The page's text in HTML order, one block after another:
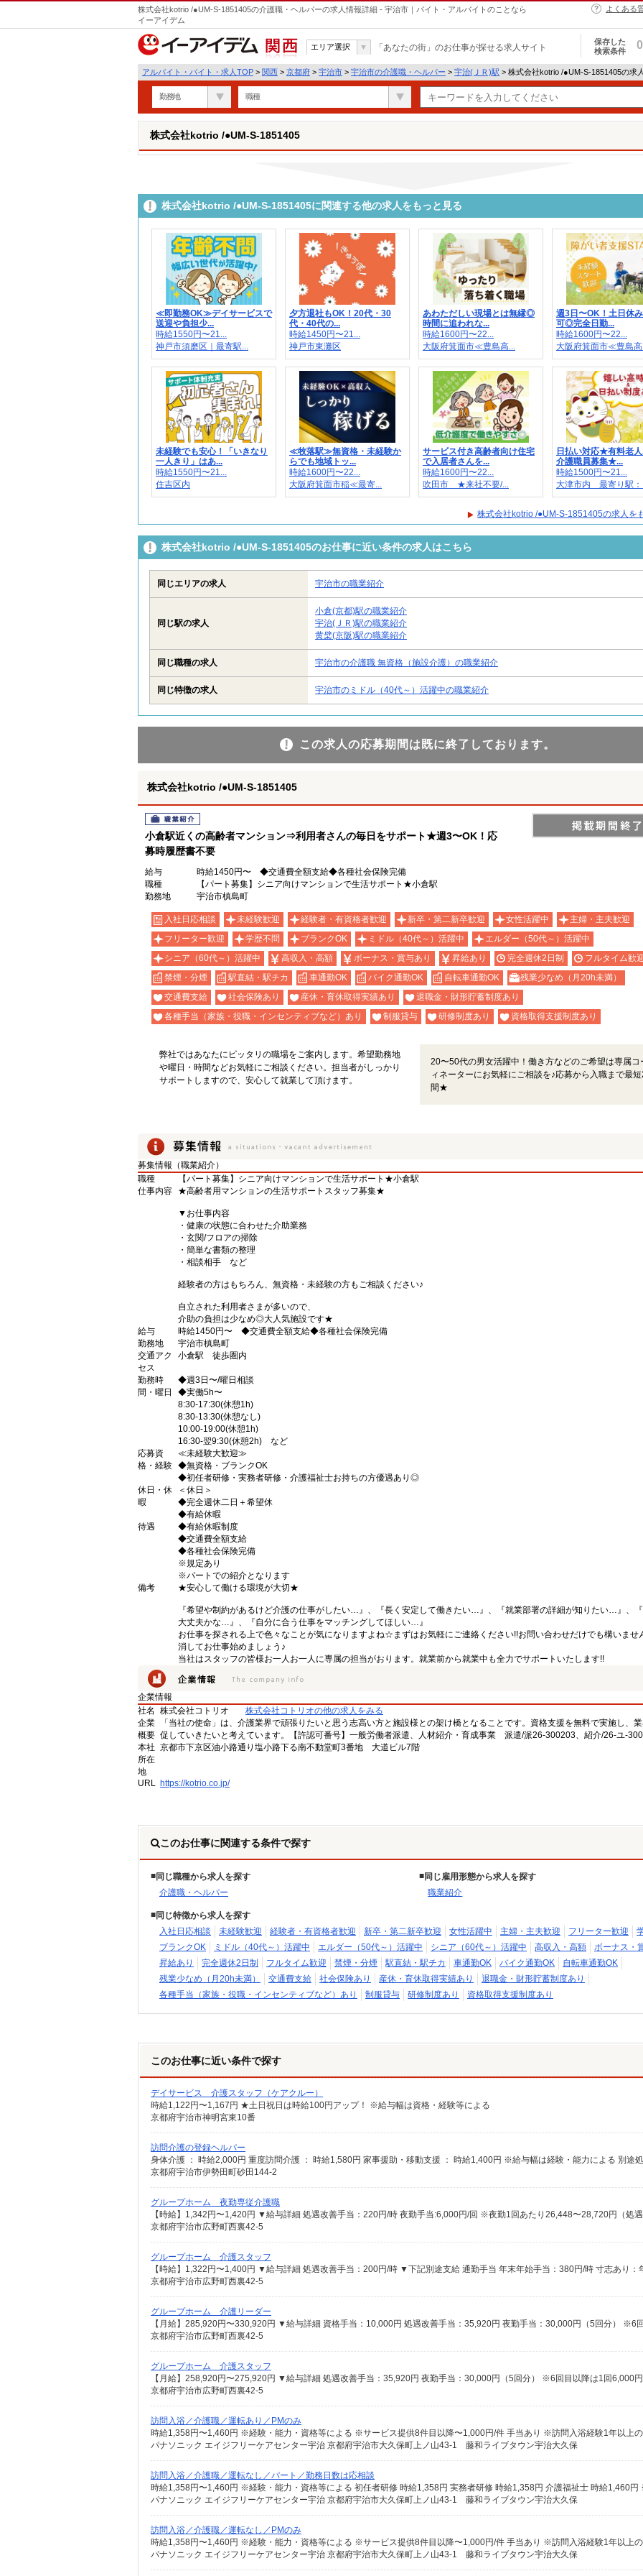
株式会社kotrio /●UM-S-1851405の介護職・ヘルパーの求人情報詳細 - 宇治市｜バイト・アルバイトのことなら
イーアイデム
よくある
関西
エリア選択 「あなたの街」のお仕事が探せる求人サイト
保存した
検索条件
0
アルバイト・バイト・求人TOP > 関西 > 京都府 > 宇治市 > 宇治市の介護職・ヘルパー > 宇治(ＪＲ)駅 > 株式会社kotrio /●UM-S-1851405の求
勤務地 職種
株式会社kotrio /●UM-S-1851405
株式会社kotrio /●UM-S-1851405に関連する他の求人をもっと見る
≪即勤務OK≫デイサービスで
送迎や負担少...
時給1550円〜21...
神戸市須磨区｜最寄駅...
夕方退社もOK！20代・30
代・40代の...
時給1450円〜21...
神戸市東灘区
あわただしい現場とは無縁◎
時間に追われな...
時給1600円〜22...
大阪府箕面市≪豊島高...
週3日〜OK！土日休
可◎完全日勤...
時給1600円〜22...
大阪府箕面市≪豊島高
未経験でも安心！「いきなり
一人きり」はあ...
時給1550円〜21...
住吉区内
≪牧落駅≫無資格・未経験か
らでも地域トッ...
時給1600円〜22...
大阪府箕面市稲≪最寄...
サービス付き高齢者向け住宅
で入居者さんを...
時給1600円〜22...
吹田市 ★来社不要/...
日払い対応★有料老
介護職員募集★...
時給1500円〜21...
大津市内 最寄り駅：
株式会社kotrio /●UM-S-1851405の求人を
株式会社kotrio /●UM-S-1851405のお仕事に近い条件の求人はこちら
同じエリアの求人 宇治市の職業紹介
同じ駅の求人
小倉(京都)駅の職業紹介
宇治(ＪＲ)駅の職業紹介
黄檗(京阪)駅の職業紹介
同じ職種の求人 宇治市の介護職 無資格（施設介護）の職業紹介
同じ特徴の求人 宇治市のミドル（40代～）活躍中の職業紹介
この求人の応募期間は既に終了しております。
株式会社kotrio /●UM-S-1851405
職業紹介
小倉駅近くの高齢者マンション⇒利用者さんの毎日をサポート★週3〜OK！応
募時履歴書不要
給与
時給1450円〜 ◆交通費全額支給◆各種社会保険完備
職種
【パート募集】シニア向けマンションで生活サポート★小倉駅
勤務地
宇治市槙島町
入社日応相談 未経験歓迎 経験者・有資格者歓迎 新卒・第二新卒歓迎 女性活躍中
主婦・主夫歓迎
フリーター歓迎
学歴不問 ブランクOK ミドル（40代～）活躍中
エルダー（50代～）活躍中
シニア（60代～）活躍中
高収入・高額 ボーナス・賞与あり 昇給あり 完全週休2日制
フルタイム歓
禁煙・分煙
駅直結・駅チカ 車通勤OK バイク通勤OK 自転車通勤OK
残業少なめ（月20h未満）
交通費支給
社会保険あり 産休・育休取得実績あり
退職金・財形貯蓄制度あり
各種手当（家族・役職・インセンティブなど）あり
制服貸与 研修制度あり 資格取得支援制度あり
弊社ではあなたにピッタリの職場をご案内します。希望勤務地
や曜日・時間などお気軽にご相談ください。担当者がしっかり
サポートしますので、安心して就業して頂けます。
20〜50代の男女活躍中！働き方などのご希望は専属コ
ィネーターにお気軽にご相談を♪応募から入職まで最
間★
募集情報（職業紹介）
職種
【パート募集】シニア向けマンションで生活サポート★小倉駅
仕事内容
★高齢者用マンションの生活サポートスタッフ募集★
▼お仕事内容
・健康の状態に合わせた介助業務
・玄関/フロアの掃除
・簡単な書類の整理
・相談相手 など
経験者の方はもちろん、無資格・未経験の方もご相談ください♪
自立された利用者さまが多いので、
介助の負担は少なめ◎大人気施設です★
給与
時給1450円〜 ◆交通費全額支給◆各種社会保険完備
勤務地
宇治市槙島町
交通アク
セス
小倉駅 徒歩圏内
勤務時
間・曜日
◆週3日〜/曜日相談
◆実働5h〜
8:30-17:30(休憩1h)
8:30-13:30(休憩なし)
10:00-19:00(休憩1h)
16:30-翌9:30(休憩2h) など
応募資
格・経験
≪未経験大歓迎≫
◆無資格・ブランクOK
◆初任者研修・実務者研修・介護福祉士お持ちの方優遇あり◎
休日・休
暇
＜休日＞
◆完全週休二日＋希望休
◆有給休暇
待遇
◆有給休暇制度
◆交通費全額支給
◆各種社会保険完備
※規定あり
※パートでの紹介となります
備考
★安心して働ける環境が大切★
『希望や制約があるけど介護の仕事がしたい…』、『長く安定して働きたい…』、『就業部署の詳細が知りたい…』、
大丈夫かな…』、『自分に合う仕事をマッチングしてほしい…』
お仕事を探される上で色々なことが気になりますよね☆まずはお気軽にご連絡ください!!お問い合わせだけでも構いませ
消してお仕事始めましょう♪
当社はスタッフの皆様お一人お一人に専属の担当がおります。就業前から就業中も全力でサポートいたします!!
企業情報
社名
株式会社コトリオ
株式会社コトリオの他の求人をみる
企業
概要
「当社の使命」は、介護業界で頑張りたいと思う志高い方と施設様との架け橋となることです。資格支援を無料で実施し、
促していきたいと考えています。【許認可番号】一般労働者派遣、人材紹介・育成事業 派遣/派26-300203、紹介/26-ユ-
本社
所在
地
京都市下京区油小路通り塩小路下る南不動堂町3番地 大道ビル7階
URL https://kotrio.co.jp/
このお仕事に関連する条件で探す
同じ職種から求人を探す
介護職・ヘルパー
同じ雇用形態から求人を探す
職業紹介
同じ特徴から求人を探す
入社日応相談
未経験歓迎 経験者・有資格者歓迎 新卒・第二新卒歓迎 女性活躍中 主婦・主夫歓迎 フリーター歓迎
ブランクOK
ミドル（40代～）活躍中 エルダー（50代～）活躍中 シニア（60代～）活躍中 高収入・高額
ボーナス・
昇給あり
完全週休2日制 フルタイム歓迎 禁煙・分煙 駅直結・駅チカ 車通勤OK バイク通勤OK
自転車通勤OK
残業少なめ（月20h未満）
交通費支給 社会保険あり 産休・育休取得実績あり
退職金・財形貯蓄制度あり
各種手当（家族・役職・インセンティブなど）あり
制服貸与 研修制度あり 資格取得支援制度あり
このお仕事に近い条件で探す
デイサービス 介護スタッフ（ケアクルー）
時給1,122円〜1,167円 ★土日祝日は時給100円アップ！ ※給与幅は資格・経験等による
京都府宇治市神明宮東10番
訪問介護の登録ヘルパー
京都府宇治市伊勢田町砂田144-2
グループホーム 夜勤専従介護職
京都府宇治市広野町西裏42-5
グループホーム 介護スタッフ
京都府宇治市広野町西裏42-5
グループホーム 介護リーダー
京都府宇治市広野町西裏42-5
グループホーム 介護スタッフ
京都府宇治市広野町西裏42-5
訪問入浴／介護職／運転あり／PMのみ
パナソニック エイジフリーケアセンター宇治 京都府宇治市大久保町上ノ山43-1 藤和ライブタウン宇治大久保
訪問入浴／介護職／運転なし／パート／勤務日数は応相談
パナソニック エイジフリーケアセンター宇治 京都府宇治市大久保町上ノ山43-1 藤和ライブタウン宇治大久保
訪問入浴／介護職／運転なし／PMのみ
パナソニック エイジフリーケアセンター宇治 京都府宇治市大久保町上ノ山43-1 藤和ライブタウン宇治大久保